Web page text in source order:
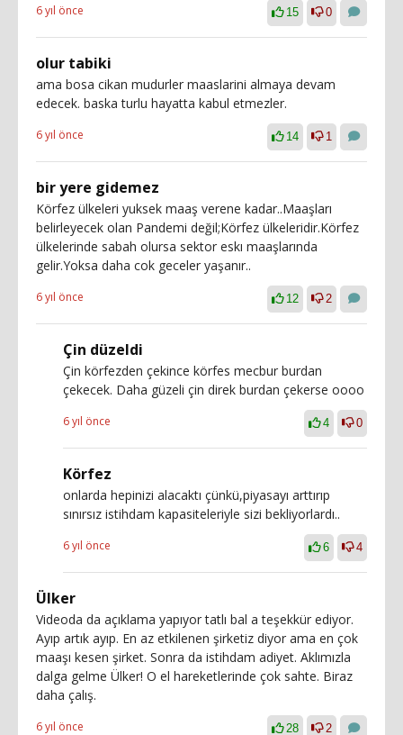
6 yıl önce 15 0
olur tabiki
ama bosa cikan mudurler maaslarini almaya devam
edecek. baska turlu hayatta kabul etmezler.
6 yıl önce 14 1
bir yere gidemez
Körfez ülkeleri yuksek maaş verene kadar..Maaşları
belirleyecek olan Pandemi değil;Körfez ülkeleridir.Körfez
ülkelerinde sabah olursa sektor eskı maaşlarında
gelir.Yoksa daha cok geceler yaşanır..
6 yıl önce 12 2
Çin düzeldi
Çin körfezden çekince körfes mecbur burdan
çekecek. Daha güzeli çin direk burdan çekerse oooo
6 yıl önce 4 0
Körfez
onlarda hepinizi alacaktı çünkü,piyasayı arttırıp
sınırsız istihdam kapasiteleriyle sizi bekliyorlardı..
6 yıl önce 6 4
Ülker
Videoda da açıklama yapıyor tatlı bal a teşekkür ediyor.
Ayıp artık ayıp. En az etkilenen şirketiz diyor ama en çok
maaşı kesen şirket. Sonra da istihdam adiyet. Aklımızla
dalga gelme Ülker! O el hareketlerinde çok sahte. Biraz
daha çalış.
6 yıl önce 28 2